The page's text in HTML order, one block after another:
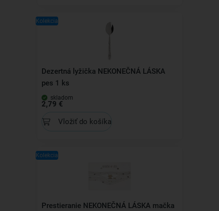
Kolekcia
Dezertná lyžička NEKONEČNÁ LÁSKA
pes 1 ks
skladom
2,79 €
Vložiť do košíka
Kolekcia
Prestieranie NEKONEČNÁ LÁSKA mačka